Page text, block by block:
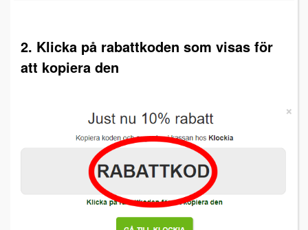
2. Klicka på rabattkoden som visas för
att kopiera den